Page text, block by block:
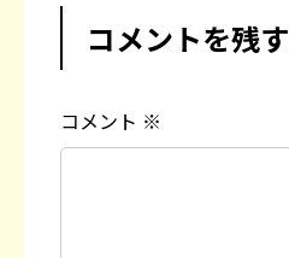
コメントを残す
コメント ※